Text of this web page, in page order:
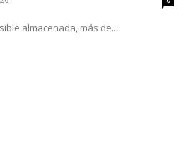
almacenada, más de...